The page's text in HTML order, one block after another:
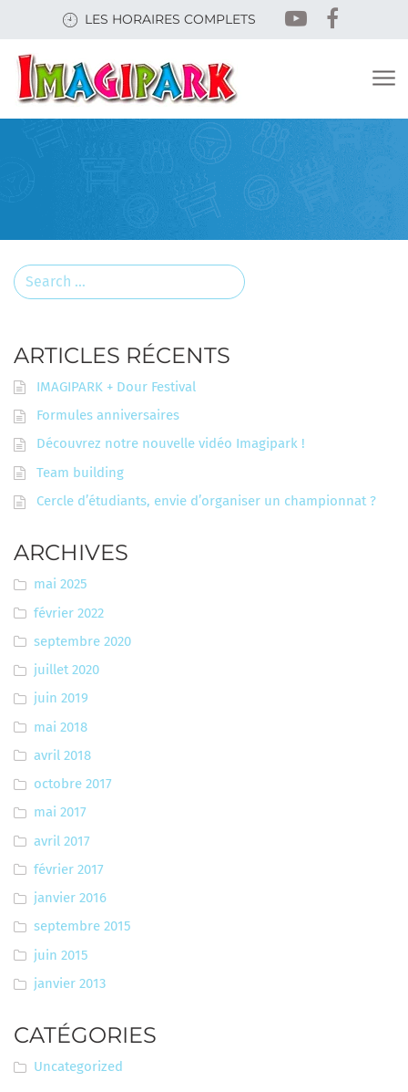
content
LES HORAIRES COMPLETS
Search
for:
ARTICLES RÉCENTS
IMAGIPARK + Dour Festival
Formules anniversaires
Découvrez notre nouvelle vidéo Imagipark !
Team building
Cercle d’étudiants, envie d’organiser un championnat ?
ARCHIVES
mai 2025
février 2022
septembre 2020
juillet 2020
juin 2019
mai 2018
avril 2018
octobre 2017
mai 2017
avril 2017
février 2017
janvier 2016
septembre 2015
juin 2015
janvier 2013
CATÉGORIES
Uncategorized